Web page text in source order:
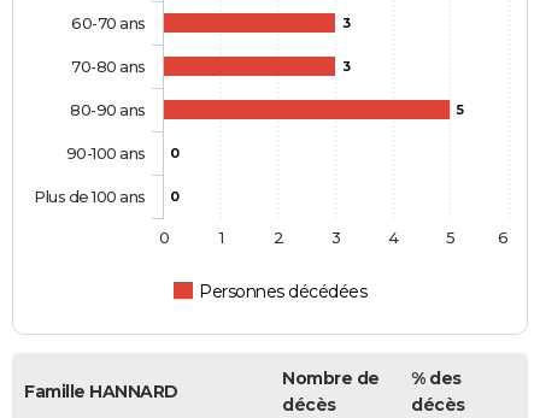
3
3
5
0
0
Personnes décédées
60-70 ans
70-80 ans
80-90 ans
90-100 ans
Plus de 100 ans
0 1 2 3 4 5 6
Famille HANNARD
Nombre de
décès
% des
décès